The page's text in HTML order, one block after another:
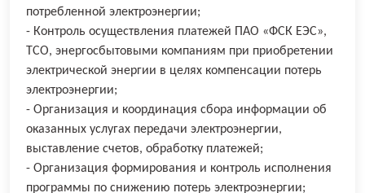
потребленной электроэнергии;
- Контроль осуществления платежей ПАО «ФСК ЕЭС»,
ТСО, энергосбытовыми компаниям при приобретении
электрической энергии в целях компенсации потерь
электроэнергии;
- Организация и координация сбора информации об
оказанных услугах передачи электроэнергии,
выставление счетов, обработку платежей;
- Организация формирования и контроль исполнения
программы по снижению потерь электроэнергии;